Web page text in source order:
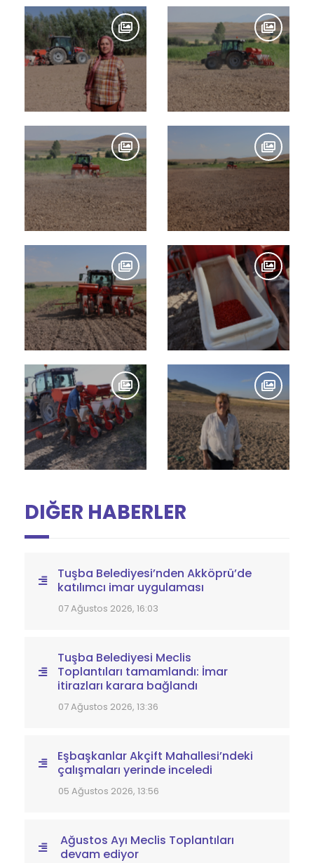
DIĞER HABERLER
Tuşba Belediyesi’nden Akköprü’de
katılımcı imar uygulaması
07 Ağustos 2026, 16:03
Tuşba Belediyesi Meclis
Toplantıları tamamlandı: İmar
itirazları karara bağlandı
07 Ağustos 2026, 13:36
Eşbaşkanlar Akçift Mahallesi’ndeki
çalışmaları yerinde inceledi
05 Ağustos 2026, 13:56
Ağustos Ayı Meclis Toplantıları
devam ediyor